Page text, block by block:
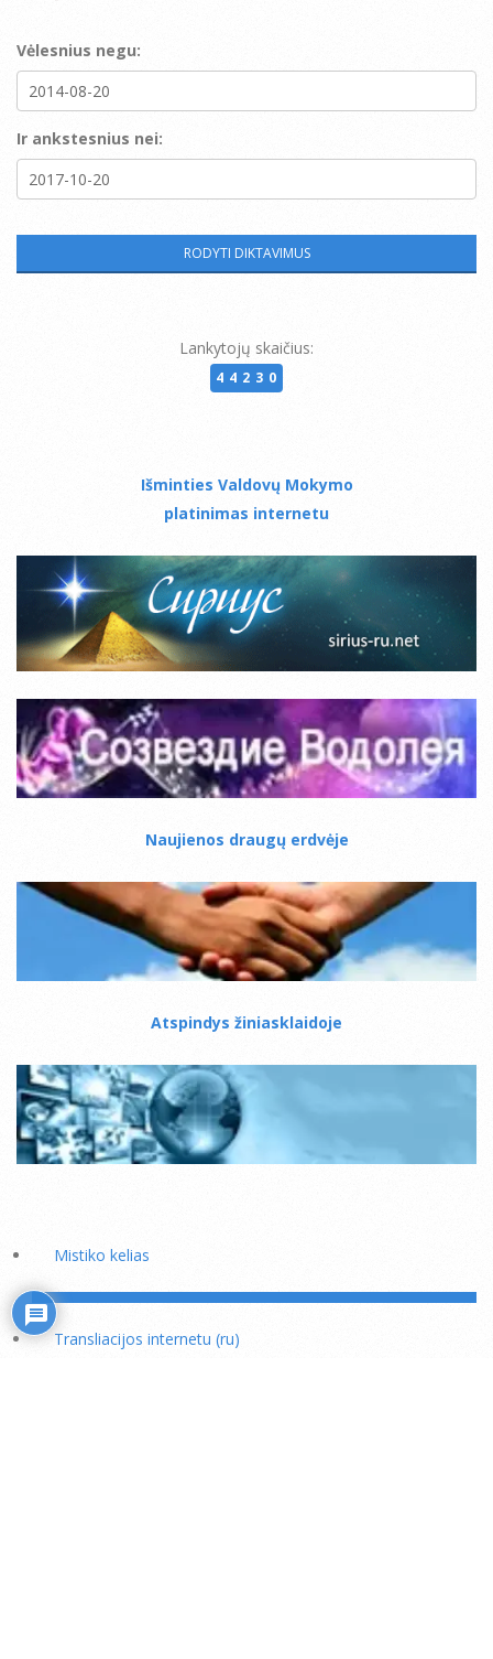
Vėlesnius negu:
Ir ankstesnius nei:
Lankytojų skaičius:
44230
Išminties Valdovų Mokymo
platinimas internetu
Naujienos draugų erdvėje
Atspindys žiniasklaidoje
Mistiko kelias
Transliacijos internetu (ru)